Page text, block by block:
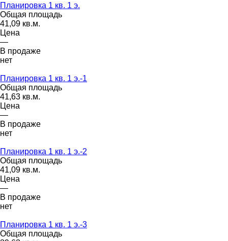
Планировка 1 кв. 1 э.
Общая площадь
41,09 кв.м.
Цена
—
В продаже
нет
Планировка 1 кв. 1 э.-1
Общая площадь
41,63 кв.м.
Цена
—
В продаже
нет
Планировка 1 кв. 1 э.-2
Общая площадь
41,09 кв.м.
Цена
—
В продаже
нет
Планировка 1 кв. 1 э.-3
Общая площадь